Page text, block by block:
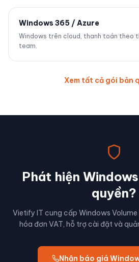
Windows 365 / Azure
Windows trên cloud, thanh toán theo
team.
Xem tất cả gói bản
Phát hiện
quyền?
Vietify IT cung cấp Windows
hóa đơn VAT, hỗ trợ cài đặt và
Nhận báo giá